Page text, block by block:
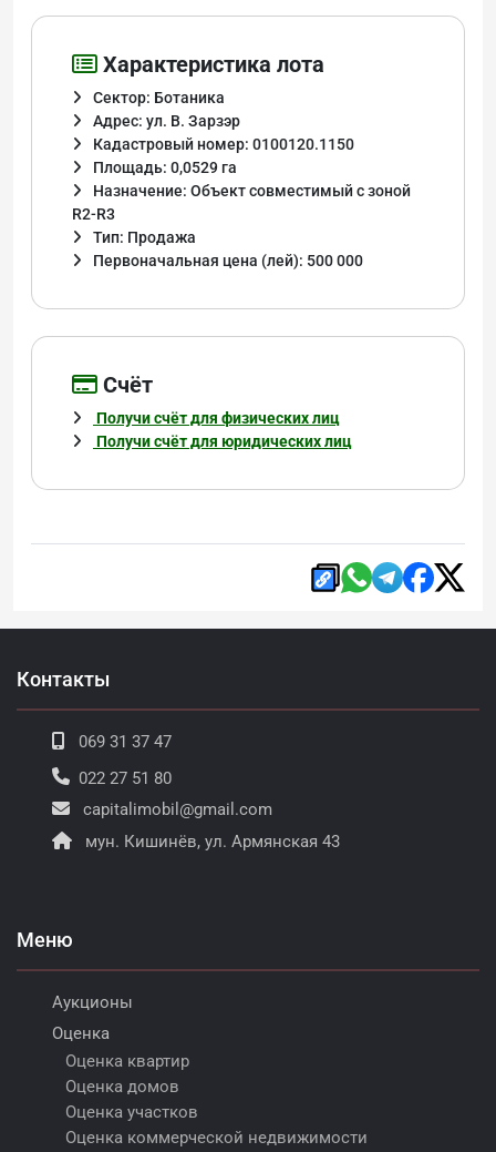
Характеристика лота
Сектор: Ботаника
Адрес: ул. В. Зарзэр
Кадастровый номер: 0100120.1150
Площадь: 0,0529 га
Назначение: Объект совместимый с зоной
R2-R3
Тип: Продажа
Первоначальная цена (лей): 500 000
Cчёт
Получи счёт для физических лиц
Получи счёт для юридических лиц
Контакты
069 31 37 47
022 27 51 80
capitalimobil@gmail.com
мун. Кишинёв, ул. Армянская 43
Меню
Аукционы
Оценка
Оценка квартир
Оценка домов
Оценка участков
Оценка коммерческой недвижимости